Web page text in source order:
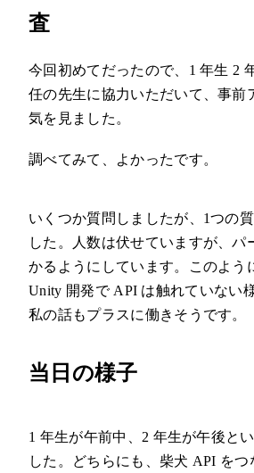
査
今回初めてだったので、1 年生 2
任の先生に協力いただいて、事前
気を見ました。
調べてみて、よかったです。
いくつか質問しましたが、1つの
した。人数は伏せていますが、パ
かるようにしています。このよう
Unity 開発で API は触れていない
私の話もプラスに働きそうです。
当日の様子
1 年生が午前中、2 年生が午後と
した。どちらにも、柴犬 API を